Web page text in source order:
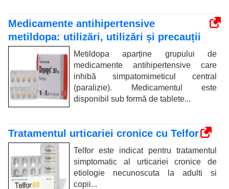
Medicamente antihipertensive
metildopa: utilizări, utilizări și precauții
Metildopa aparține grupului de
medicamente antihipertensive care
inhibă simpatomimeticul central
(paralizie). Medicamentul este
disponibil sub formă de tablete...
Tratamentul urticariei cronice cu Telfor
Telfor este indicat pentru tratamentul
simptomatic al urticariei cronice de
etiologie necunoscuta la adulti si
copii...